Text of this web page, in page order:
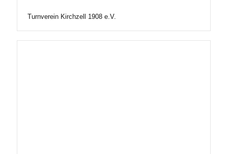
Turnverein Kirchzell 1908 e.V.